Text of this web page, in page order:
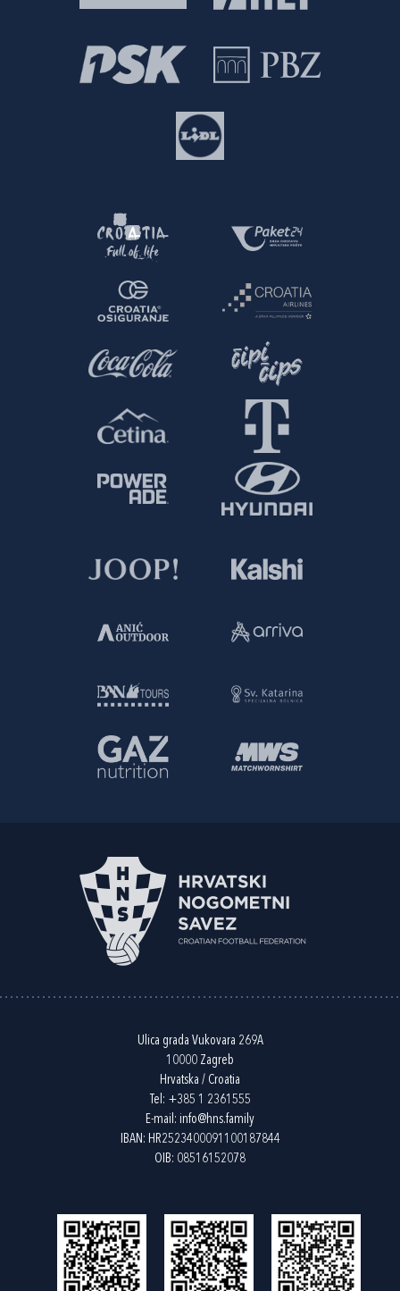
Ulica grada Vukovara 269A
10000 Zagreb
Hrvatska / Croatia
Tel: +385 1 2361555
E-mail: info@hns.family
IBAN: HR2523400091100187844
OIB: 08516152078